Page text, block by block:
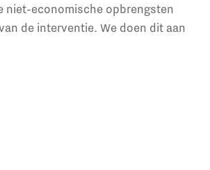
niet-economische opbrengsten
de interventie. We doen dit aan